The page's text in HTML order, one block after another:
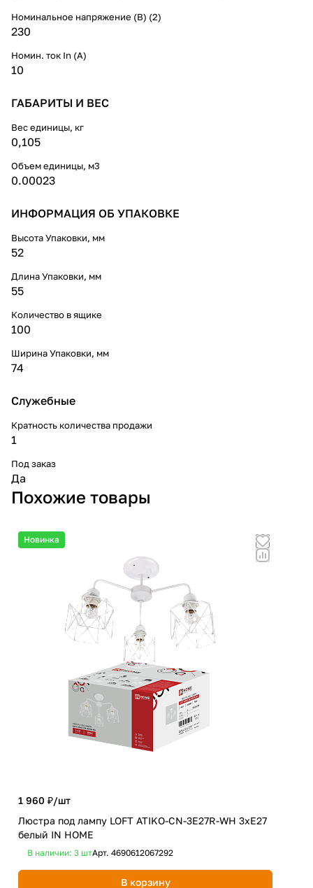
Номинальное напряжение (В) (2)
230
Номин. ток In (А)
10
ГАБАРИТЫ И ВЕС
Вес единицы, кг
0,105
Объем единицы, м3
0.00023
ИНФОРМАЦИЯ ОБ УПАКОВКЕ
Высота Упаковки, мм
52
Длина Упаковки, мм
55
Количество в ящике
100
Ширина Упаковки, мм
74
Служебные
Кратность количества продажи
1
Под заказ
Да
Похожие товары
Новинка
1 960 ₽/шт
Люстра под лампу LOFT ATIKO-СN-3E27R-WH 3хЕ27
белый IN HOME
В наличии: 3 штАрт. 4690612067292
В корзину